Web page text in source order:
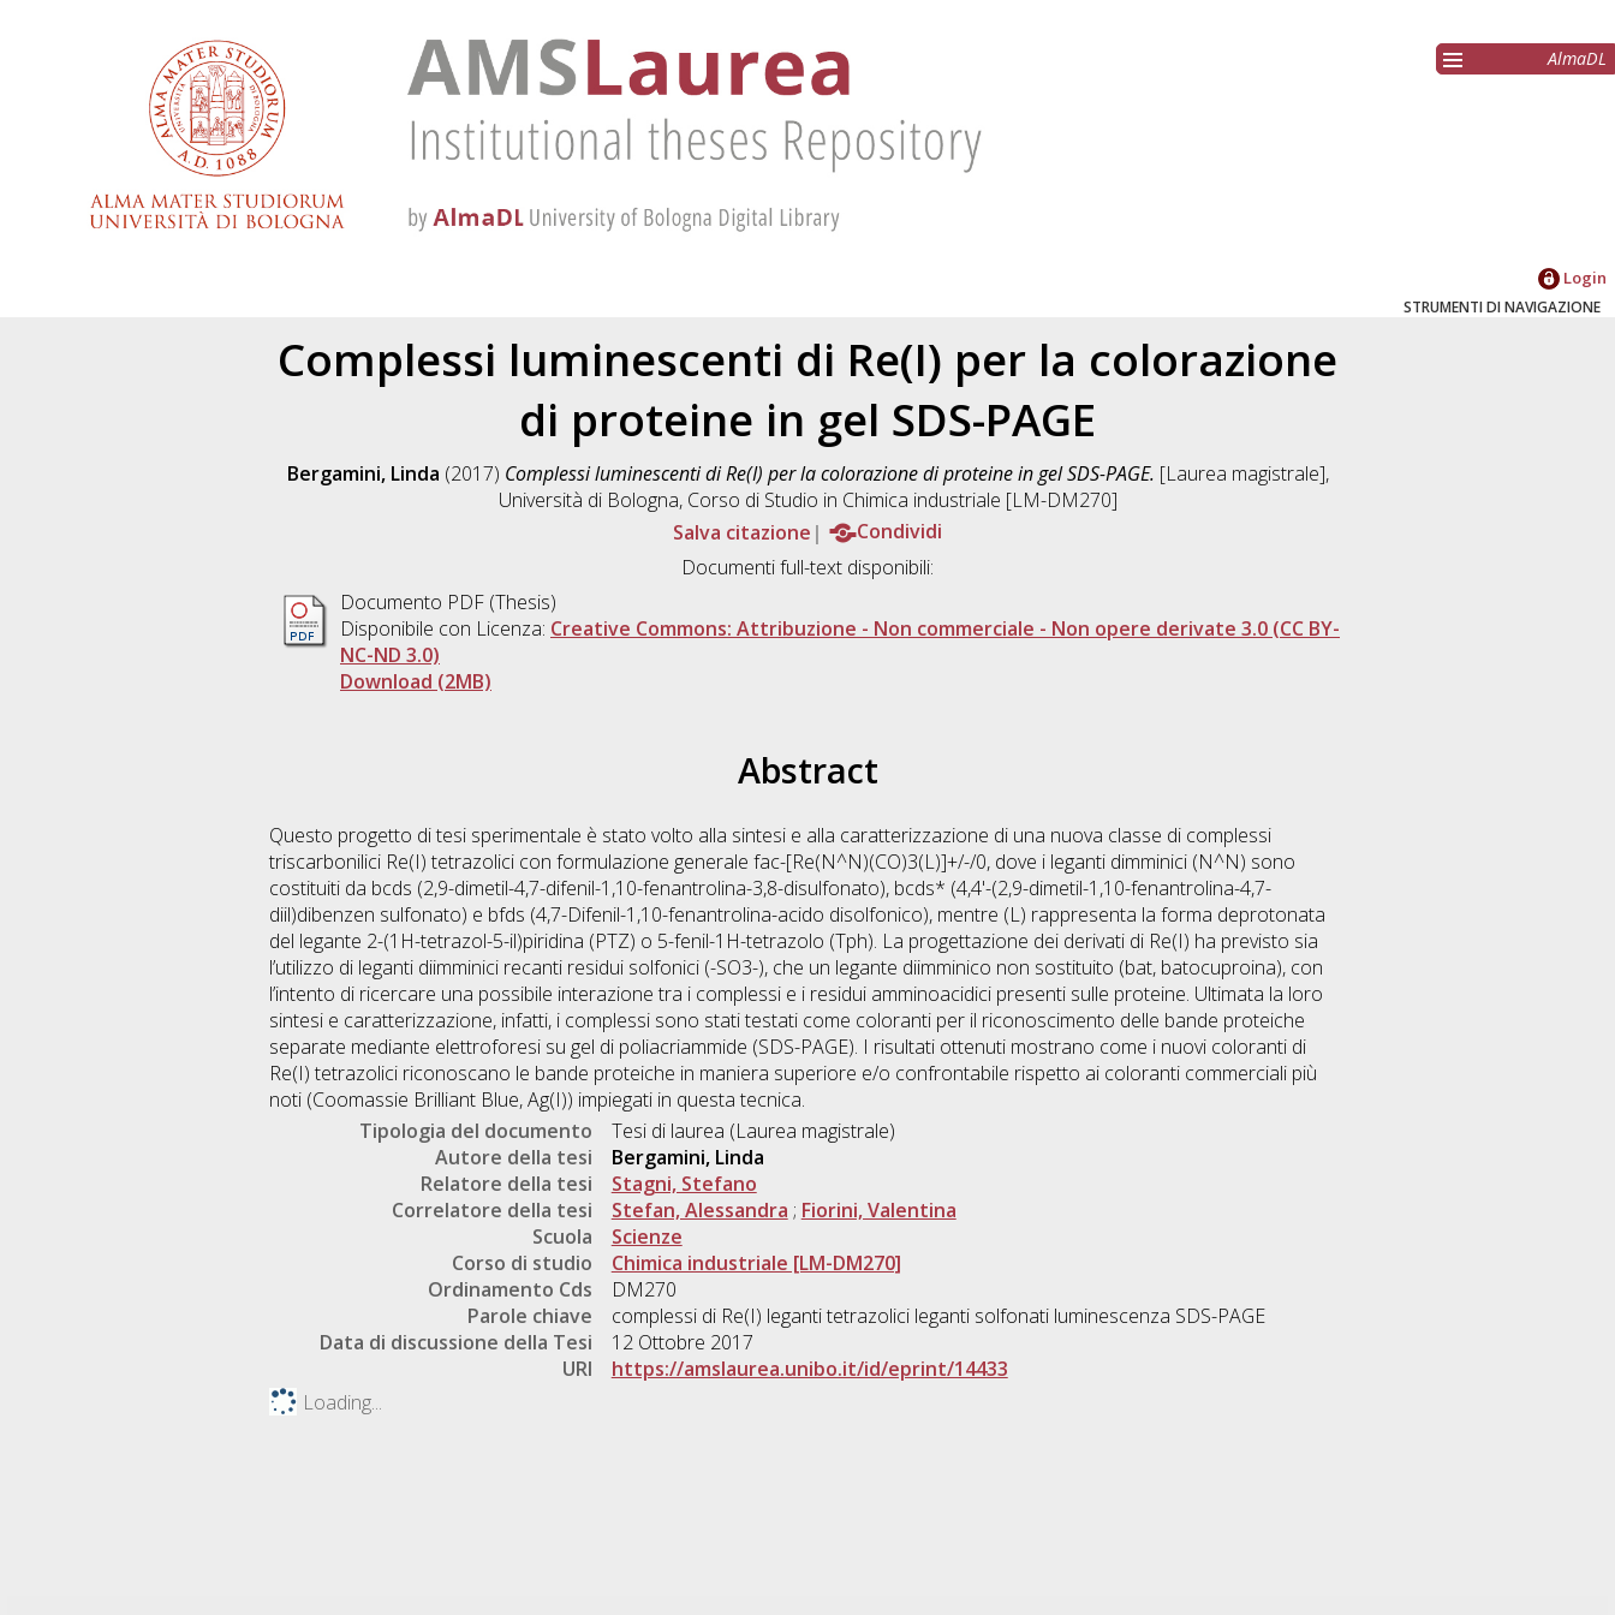
AlmaDL
Login
STRUMENTI DI NAVIGAZIONE
Complessi luminescenti di Re(I) per la colorazione
di proteine in gel SDS-PAGE
Bergamini, Linda (2017) Complessi luminescenti di Re(I) per la colorazione di proteine in gel SDS-PAGE. [Laurea magistrale],
Università di Bologna, Corso di Studio in Chimica industriale [LM-DM270]
Salva citazione
Condividi
Documenti full-text disponibili:
Documento PDF (Thesis)
Disponibile con Licenza: Creative Commons: Attribuzione - Non commerciale - Non opere derivate 3.0 (CC BY-
NC-ND 3.0)
Download (2MB)
Abstract
Questo progetto di tesi sperimentale è stato volto alla sintesi e alla caratterizzazione di una nuova classe di complessi
triscarbonilici Re(I) tetrazolici con formulazione generale fac-[Re(N^N)(CO)3(L)]+/-/0, dove i leganti dimminici (N^N) sono
costituiti da bcds (2,9-dimetil-4,7-difenil-1,10-fenantrolina-3,8-disulfonato), bcds* (4,4'-(2,9-dimetil-1,10-fenantrolina-4,7-
diil)dibenzen sulfonato) e bfds (4,7-Difenil-1,10-fenantrolina-acido disolfonico), mentre (L) rappresenta la forma deprotonata
del legante 2-(1H-tetrazol-5-il)piridina (PTZ) o 5-fenil-1H-tetrazolo (Tph). La progettazione dei derivati di Re(I) ha previsto sia
l’utilizzo di leganti diimminici recanti residui solfonici (-SO3-), che un legante diimminico non sostituito (bat, batocuproina), con
l’intento di ricercare una possibile interazione tra i complessi e i residui amminoacidici presenti sulle proteine. Ultimata la loro
sintesi e caratterizzazione, infatti, i complessi sono stati testati come coloranti per il riconoscimento delle bande proteiche
separate mediante elettroforesi su gel di poliacriammide (SDS-PAGE). I risultati ottenuti mostrano come i nuovi coloranti di
Re(I) tetrazolici riconoscano le bande proteiche in maniera superiore e/o confrontabile rispetto ai coloranti commerciali più
noti (Coomassie Brilliant Blue, Ag(I)) impiegati in questa tecnica.
Tipologia del documento
Tesi di laurea (Laurea magistrale)
Autore della tesi
Bergamini, Linda
Relatore della tesi
Stagni, Stefano
Correlatore della tesi
Stefan, Alessandra ; Fiorini, Valentina
Scuola
Scienze
Corso di studio
Chimica industriale [LM-DM270]
Ordinamento Cds
DM270
Parole chiave
complessi di Re(I) leganti tetrazolici leganti solfonati luminescenza SDS-PAGE
Data di discussione della Tesi
12 Ottobre 2017
URI
https://amslaurea.unibo.it/id/eprint/14433
Loading...